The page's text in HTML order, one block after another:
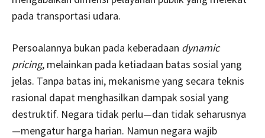
pada transportasi udara.
Persoalannya bukan pada keberadaan dynamic
pricing, melainkan pada ketiadaan batas sosial yang
jelas. Tanpa batas ini, mekanisme yang secara teknis
rasional dapat menghasilkan dampak sosial yang
destruktif. Negara tidak perlu—dan tidak seharusnya
—mengatur harga harian. Namun negara wajib